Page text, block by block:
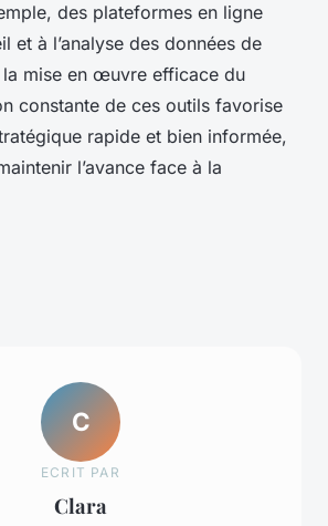
des plateformes en ligne
et à l’analyse des données de
mise en œuvre efficace du
constante de ces outils favorise
rapide et bien informée,
l’avance face à la
C
ECRIT PAR
Clara